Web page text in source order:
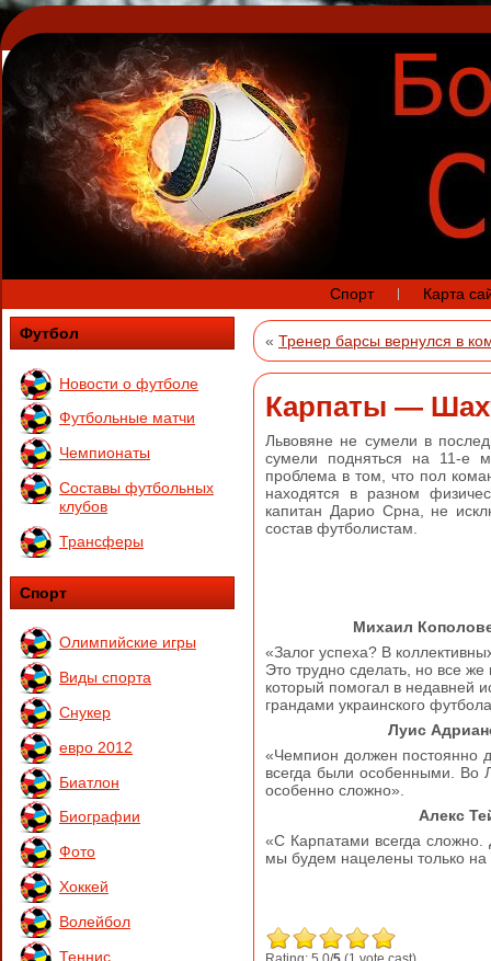
Спорт Карта
Футбол
Новости о футболе
Футбольные матчи
Чемпионаты
Составы футбольных
клубов
Трансферы
Спорт
Олимпийские игры
Виды спорта
Снукер
евро 2012
Биатлон
Биографии
Фото
Хоккей
Волейбол
Теннис
« Тренер барсы вернулся в
Карпаты —
Львовяне не сумели в
сумели подняться на 11-е
проблема в том, что пол
находятся в разном
капитан Дарио Срна, не
состав футболистам.
Михаил Кополовец,
«Залог успеха? В
Это трудно сделать, но все
который помогал в недавней
грандами украинского
Луис Адриано,
«Чемпион должен постоянно
всегда были особенными. Во
особенно сложно».
Алекс Тейшейра,
«С Карпатами всегда
мы будем нацелены только на